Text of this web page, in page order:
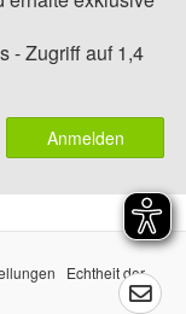
- Zugriff auf 1,4
Anmelden
Echtheit der